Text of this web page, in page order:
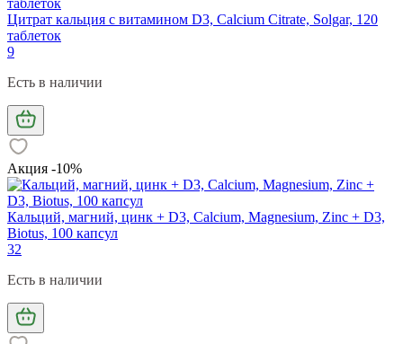
Цитрат кальция с витамином D3, Calcium Citrate, Solgar, 120
таблеток
9
Есть в наличии
Акция -10%
Кальций, магний, цинк + D3, Calcium, Magnesium, Zinc + D3,
Biotus, 100 капсул
32
Есть в наличии